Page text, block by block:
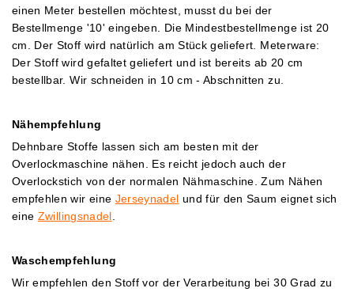
einen Meter bestellen möchtest, musst du bei der
Bestellmenge '10' eingeben. Die Mindestbestellmenge ist 20
cm. Der Stoff wird natürlich am Stück geliefert. Meterware:
Der Stoff wird gefaltet geliefert und ist bereits ab 20 cm
bestellbar. Wir schneiden in 10 cm - Abschnitten zu.
Nähempfehlung
Dehnbare Stoffe lassen sich am besten mit der
Overlockmaschine nähen. Es reicht jedoch auch der
Overlockstich von der normalen Nähmaschine.Zum Nähen
empfehlen wir eine Jerseynadel und für den Saum eignet sich
eine Zwillingsnadel
Waschempfehlung
Wir empfehlen den Stoff vor der Verarbeitung bei 30 Grad zu